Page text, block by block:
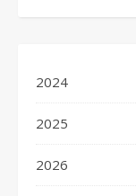
2024
2025
2026